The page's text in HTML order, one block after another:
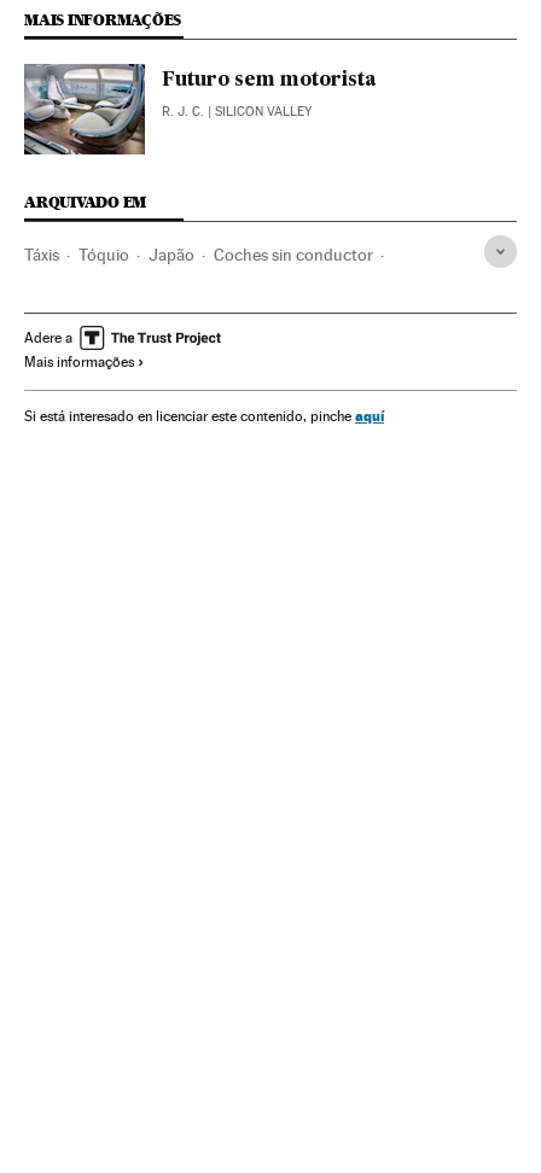
MAIS INFORMAÇÕES
Futuro sem motorista
R. J. C. | SILICON VALLEY
ARQUIVADO EM
Táxis Tóquio Japão Coches sin conductor
Veículos Ásia oriental Tecnologia
Adere a
Mais informações
Si está interesado en licenciar este contenido, pinche aquí